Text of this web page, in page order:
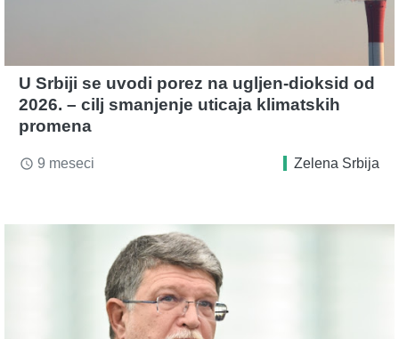
U Srbiji se uvodi porez na ugljen-dioksid od
2026. – cilj smanjenje uticaja klimatskih
promena
access_time 9 meseci Zelena Srbija